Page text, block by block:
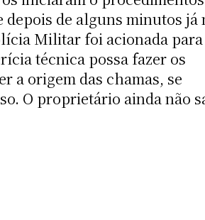
depois de alguns minutos já
Militar foi acionada
técnica possa fazer os
a origem das chamas, se
O proprietário ainda não